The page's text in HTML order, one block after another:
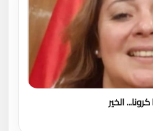
الخير